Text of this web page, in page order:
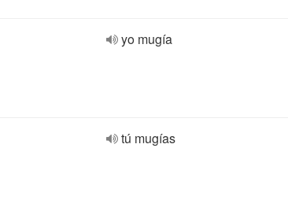
yo mugía
tú mugías